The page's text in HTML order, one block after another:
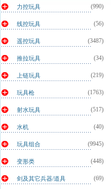
(990)
力控玩具
(56)
线控玩具
(3487)
遥控玩具
(34)
推拉玩具
(219)
上链玩具
(1763)
玩具枪
(517)
射水玩具
(40)
水机
(9945)
玩具组合
(448)
变形类
(69)
剑及其它兵器/道具